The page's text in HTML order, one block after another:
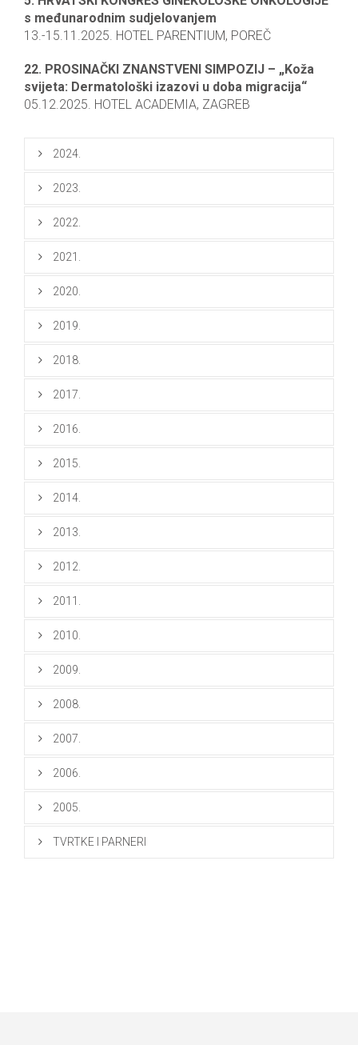
s međunarodnim sudjelovanjem
13.-15.11.2025. HOTEL PARENTIUM, POREČ
22. PROSINAČKI ZNANSTVENI SIMPOZIJ – „Koža
svijeta: Dermatološki izazovi u doba migracija“
05.12.2025. HOTEL ACADEMIA, ZAGREB
2024.
2023.
2022.
2021.
2020.
2019.
2018.
2017.
2016.
2015.
2014.
2013.
2012.
2011.
2010.
2009.
2008.
2007.
2006.
2005.
TVRTKE I PARNERI